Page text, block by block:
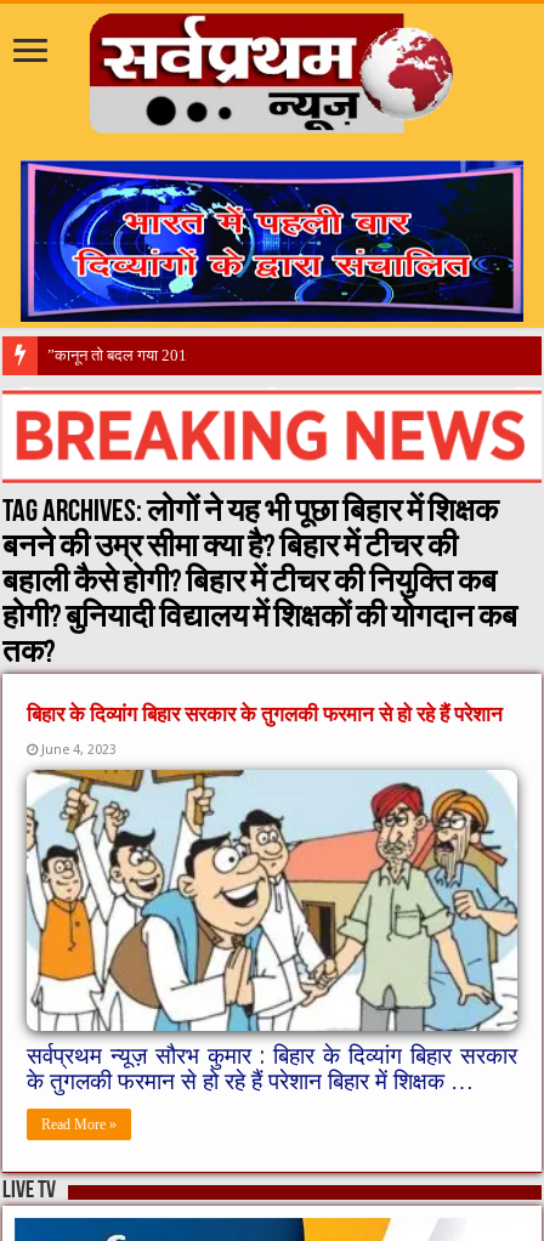
​”कानून तो बदल गया 2016 में, दिव्यांगों के
Tag Archives:लोगों ने यह भी पूछा बिहार में शिक्षक
बनने की उम्र सीमा क्या है? बिहार में टीचर की
बहाली कैसे होगी? बिहार में टीचर की नियुक्ति कब
होगी? बुनियादी विद्यालय में शिक्षकों की योगदान कब
तक?
बिहार के दिव्यांग बिहार सरकार के तुगलकी फरमान से हो रहे हैं परेशान
June 4, 2023
सर्वप्रथम न्यूज़ सौरभ कुमार : बिहार के दिव्यांग बिहार सरकार
के तुगलकी फरमान से हो रहे हैं परेशान बिहार में शिक्षक …
Read More »
live tv